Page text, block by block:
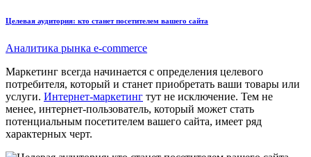
Целевая аудитория: кто станет посетителем вашего сайта
Аналитика рынка e-commerce
Маркетинг всегда начинается с определения целевого
потребителя, который и станет приобретать ваши товары или
услуги. Интернет-маркетинг тут не исключение. Тем не
менее, интернет-пользователь, который может стать
потенциальным посетителем вашего сайта, имеет ряд
характерных черт.